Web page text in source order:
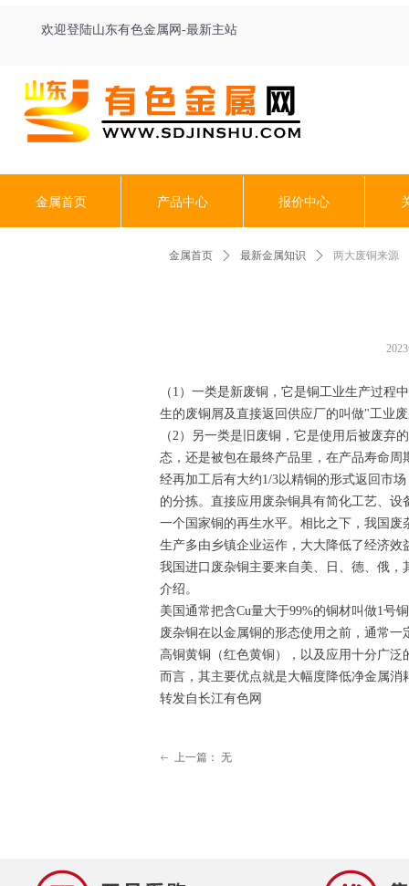
欢迎登陆山东有色金属网-最新主站
金属首页 产品中心 报价中心
金属首页 ꄲ 最新金属知识 ꄲ 两大废铜来源
（1）一类是新废铜，它是铜工业生产过程
生的废铜屑及直接返回供应厂的叫做"工业
（2）另一类是旧废铜，它是使用后被废
态，还是被包在最终产品里，在产品寿命
经再加工后有大约1/3以精铜的形式返回市
的分拣。直接应用废杂铜具有简化工艺、
一个国家铜的再生水平。相比之下，我国废
生产多由乡镇企业运作，大大降低了经济
我国进口废杂铜主要来自美、日、德、俄
介绍。
美国通常把含Cu量大于99%的铜材叫做1号
废杂铜在以金属铜的形态使用之前，通常
高铜黄铜（红色黄铜），以及应用十分广
而言，其主要优点就是大幅度降低净金属
转发自长江有色网
ꂃ 上一篇： 无